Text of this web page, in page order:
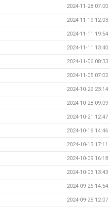
2024-11-28 07:00
2024-11-19 12:03
2024-11-11 19:54
2024-11-11 13:40
2024-11-06 08:33
2024-11-05 07:02
2024-10-29 23:14
2024-10-28 09:09
2024-10-21 12:47
2024-10-16 14:46
2024-10-13 17:11
2024-10-09 16:18
2024-10-03 13:43
2024-09-26 14:54
2024-09-25 12:07